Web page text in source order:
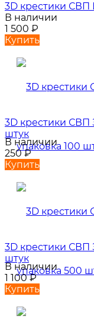
3D крестики СВП
В наличии
1 500 ₽
Купить
3D крестики СВП
штук
В наличии
250₽
Купить
3D крестики СВП
штук
В наличии
1 100₽
Купить